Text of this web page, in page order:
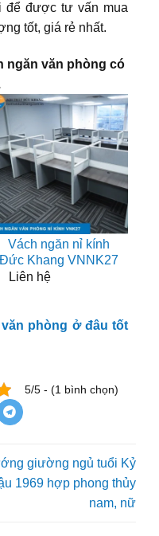
để được tư vấn mua
tốt, giá rẻ nhất.
ngăn văn phòng có
Vách ngăn nỉ kính
Đức Khang VNNK27
Liên hệ
văn phòng ở đâu tốt
5/5 - (1 bình chọn)
giường ngủ tuổi Kỷ
1969 hợp phong thủy
nam, nữ